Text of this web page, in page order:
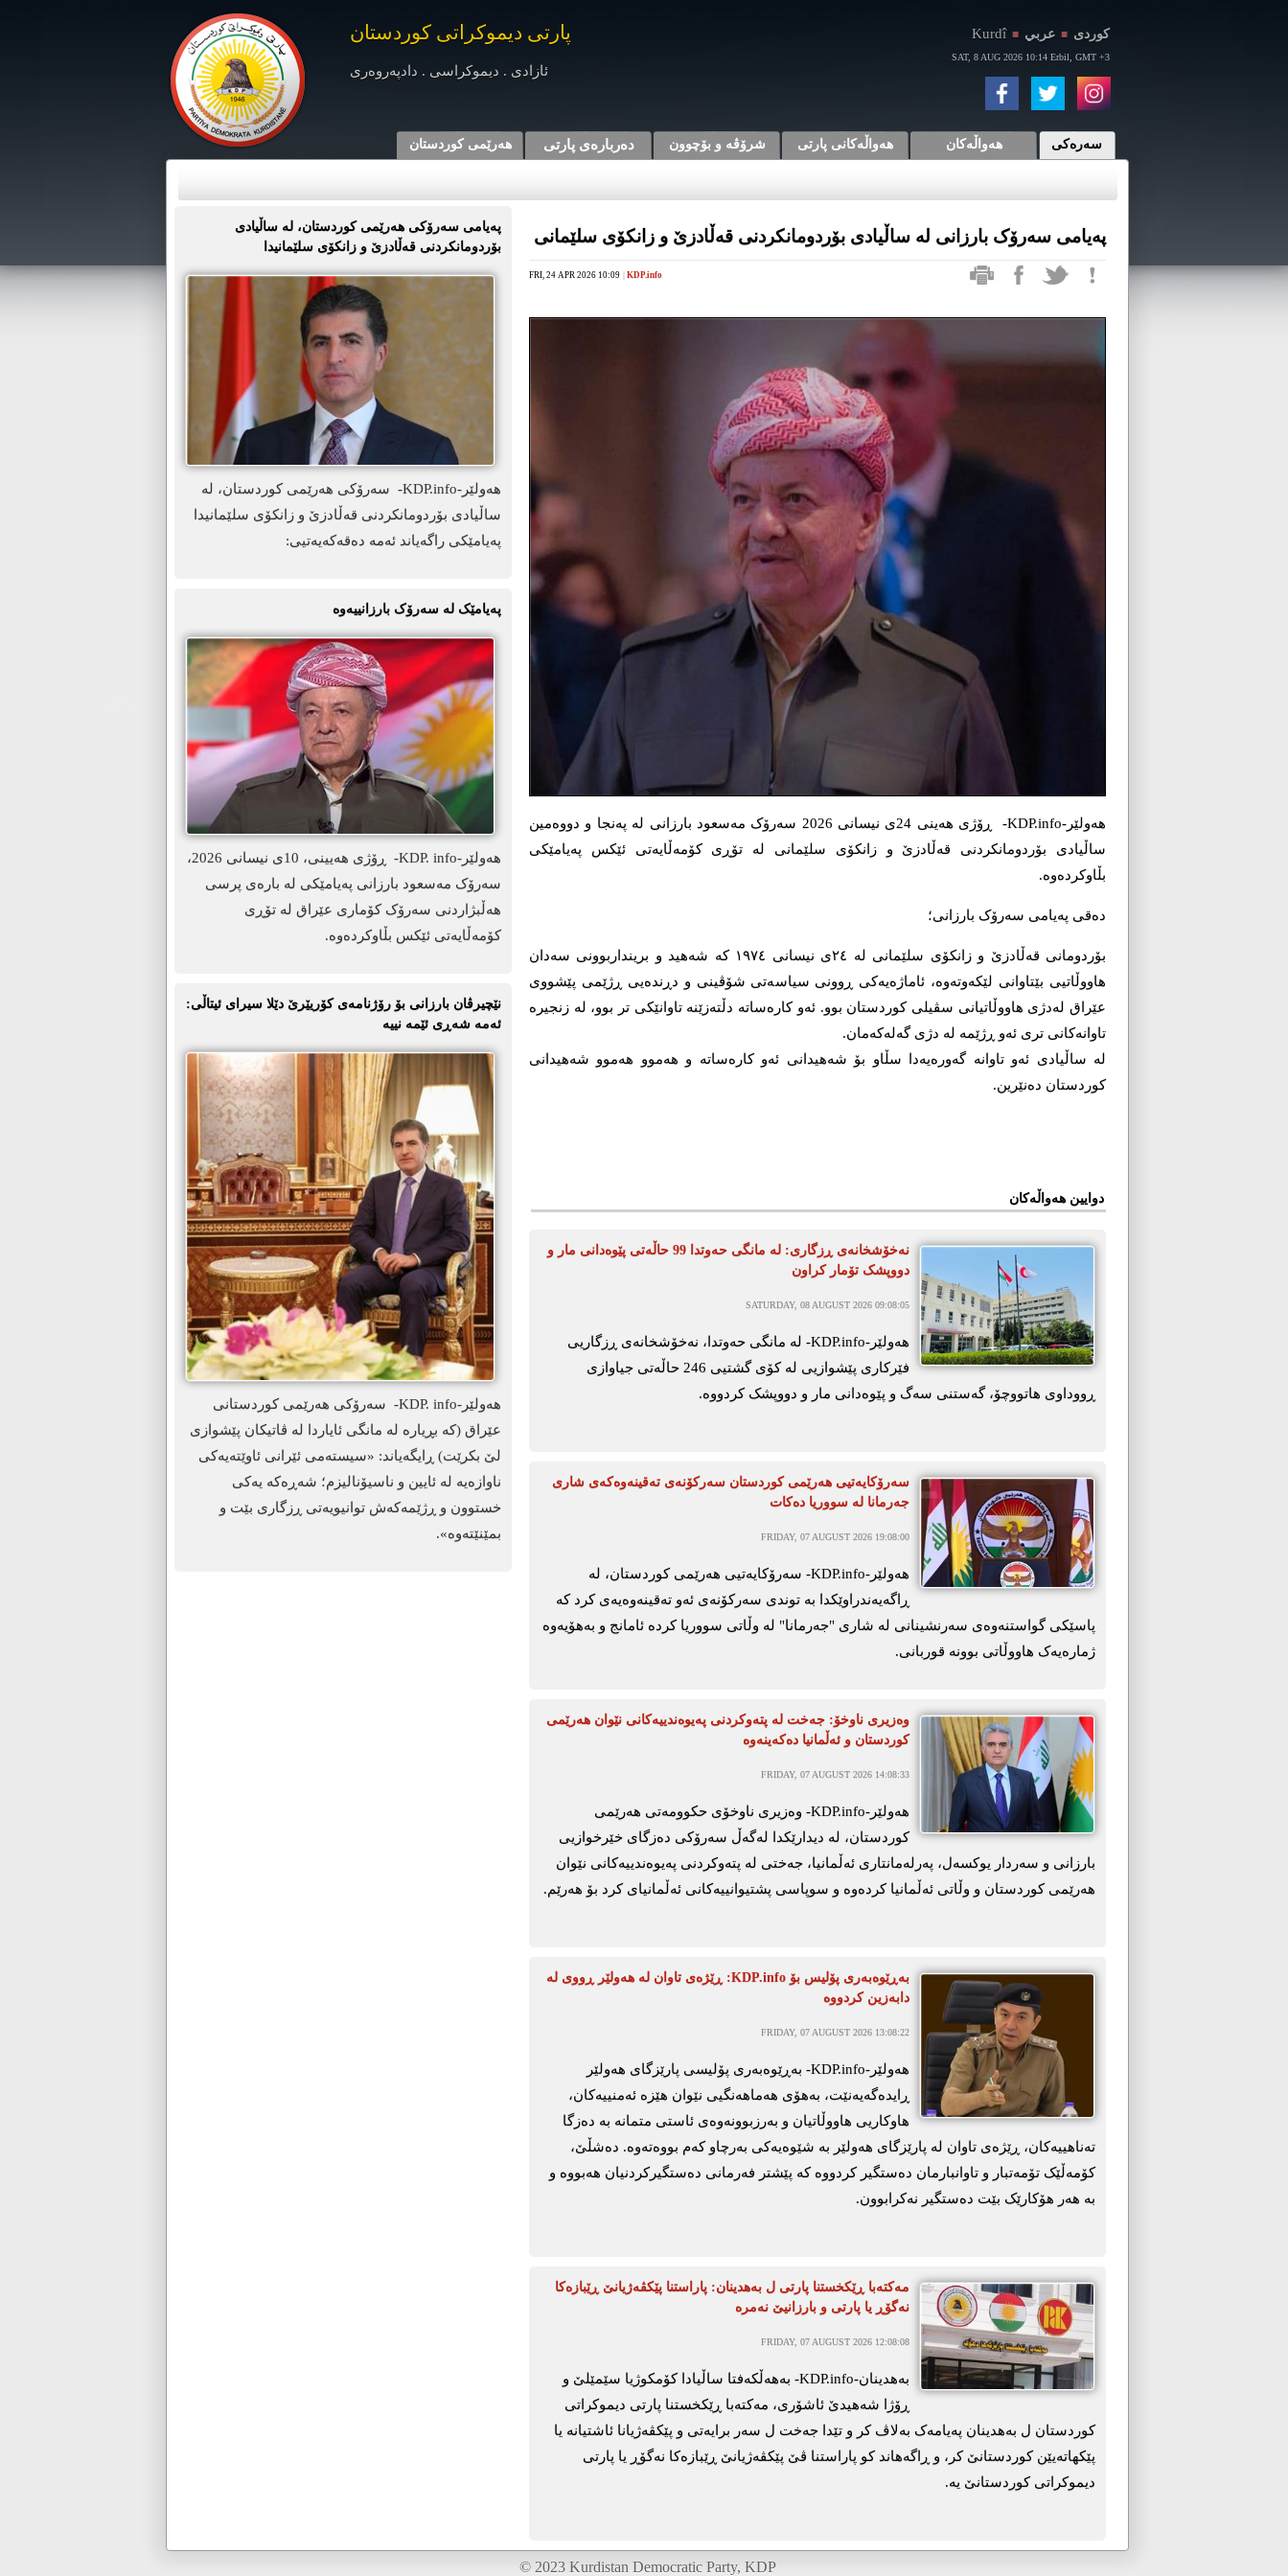
Kurdî ■ كوردی ■ عربي
SAT, 8 AUG 2026 10:14 Erbil, GMT +3
هه‌رێمی کوردستان دەربارەی پارتی شرۆڤه‌ و بۆچوون هەواڵەکانی پارتی هەواڵەکان سەرەکی
پارتی دیموکراتی کوردستان
ئازادی . دیموکراسی . دادپەروەری
پەیامی سەرۆک بارزانی لە ساڵیادی بۆردومانکردنی قەڵادزێ و زانکۆی سلێمانی
FRI, 24 APR 2026 10:09 KDP.info
ھەولێر-KDP.info- ڕۆژی هەینی 24ی نیسانی 2026 سەرۆک مەسعود بارزانی لە پەنجا و دووەمین
ساڵیادی بۆردومانکردنی قەڵادزێ و زانکۆی سلێمانی لە تۆڕی کۆمەڵایەتی ئێکس پەیامێکی
بڵاوکردەوە.
دەقی پەیامی سەرۆک بارزانی؛
بۆردومانی قەڵادزێ و زانکۆی سلێمانی لە ۲٤ی نیسانی ۱۹۷٤ کە شەهید و برینداربوونی سەدان
هاووڵاتیی بێتاوانی لێکەوتەوە، ئاماژەیەکی ڕوونی سیاسەتی شۆڤینی و دڕندەیی ڕژێمی پێشووی
عێراق لەدژی هاووڵاتیانی سڤیلی کوردستان بوو. ئەو کارەساتە دڵتەزێنە تاوانێکی تر بوو، لە زنجیرە
تاوانەکانی تری ئەو ڕژێمە لە دژی گەلەکەمان.
لە ساڵیادی ئەو تاوانە گەورەیەدا سڵاو بۆ شەهیدانی ئەو کارەساتە و هەموو هەموو شەهیدانی
کوردستان دەنێرین.
دوایین هەواڵەکان
نەخۆشخانەی ڕزگاری: لە مانگی حەوتدا 99 حاڵەتی پێوەدانی مار و
دووپشک تۆمار کراون
SATURDAY, 08 AUGUST 2026 09:08:05
هەولێر-KDP.info- لە مانگی حەوتدا، نەخۆشخانەی ڕزگاریی
فێرکاری پێشوازیی لە کۆی گشتیی 246 حاڵەتی جیاوازی
ڕووداوی هاتووچۆ، گەستنی سەگ و پێوەدانی مار و دووپشک کردووە.
سەرۆکایەتیی هەرێمی کوردستان سەرکۆنەی تەقینەوەکەی شاری
جەرمانا لە سووریا دەکات
FRIDAY, 07 AUGUST 2026 19:08:00
ھەولێر-KDP.info- سەرۆکایەتیی ھەرێمی کوردستان، لە
ڕاگەیەندراوێکدا بە توندی سەرکۆنەی ئەو تەقینەوەیەی کرد کە
پاسێکی گواستنەوەی سەرنشینانی لە شاری "جەرمانا" لە وڵاتی سووریا کردە ئامانج و بەھۆیەوە
ژمارەیەک ھاووڵاتی بوونە قوربانی.
وەزیری ناوخۆ: جەخت لە پتەوکردنی پەیوەندییەکانی نێوان هەرێمی
کوردستان و ئەڵمانیا دەکەینەوە
FRIDAY, 07 AUGUST 2026 14:08:33
هەولێر-KDP.info- وەزیری ناوخۆی حکوومەتی هەرێمی
کوردستان، لە دیدارێکدا لەگەڵ سەرۆکی دەزگای خێرخوازیی
بارزانی و سەردار یوکسەل، پەرلەمانتاری ئەڵمانیا، جەختی لە پتەوکردنی پەیوەندییەکانی نێوان
هەرێمی کوردستان و وڵاتی ئەڵمانیا کردەوە و سوپاسی پشتیوانییەکانی ئەڵمانیای کرد بۆ هەرێم.
بەڕێوەبەری پۆلیس بۆ KDP.info: ڕێژەی تاوان لە هەولێر ڕووی لە
دابەزین کردووە
FRIDAY, 07 AUGUST 2026 13:08:22
هەولێر-KDP.info- بەڕێوەبەری پۆلیسی پارێزگای هەولێر
ڕایدەگەیەنێت، بەهۆی هەماهەنگیی نێوان هێزە ئەمنییەکان،
هاوکاریی هاووڵاتیان و بەرزبوونەوەی ئاستی متمانە بە دەزگا
تەناهییەکان، ڕێژەی تاوان لە پارێزگای هەولێر بە شێوەیەکی بەرچاو کەم بووەتەوە. دەشڵێ،
کۆمەڵێک تۆمەتبار و تاوانبارمان دەستگیر کردووە کە پێشتر فەرمانی دەستگیرکردنیان هەبووە و
بە هەر هۆکارێک بێت دەستگیر نەکرابوون.
مەکتەبا ڕێکخستنا پارتی ل بەهدینان: پاراستنا پێکڤەژیانێ ڕێبازەکا
نەگۆڕ یا پارتی و بارزانیێ نەمرە
FRIDAY, 07 AUGUST 2026 12:08:08
بەهدینان-KDP.info- بەهەڵکەفتا ساڵیادا کۆمکوژیا سێمێلێ و
ڕۆژا شەهیدێ ئاشۆری، مەکتەبا ڕێکخستنا پارتی دیموکراتی
کوردستان ل بەهدینان پەیامەک بەلاڤ کر و تێدا جەخت ل سەر برایەتی و پێکڤەژیانا ئاشتیانە یا
پێکهاتەیێن کوردستانێ کر، و ڕاگەهاند کو پاراستنا ڤێ پێکڤەژیانێ ڕێبازەکا نەگۆڕ یا پارتی
دیموکراتی کوردستانێ یە.
پەیامی سەرۆکی ھەرێمی کوردستان، لە ساڵیادی
بۆردومانکردنی قەڵادزێ و زانکۆی سلێمانیدا
ھەولێر-KDP.info- سەرۆکی ھەرێمی کوردستان، لە
ساڵیادی بۆردومانکردنی قەڵادزێ و زانکۆی سلێمانیدا
پەیامێکی راگەیاند ئەمە دەقەکەیەتیی:
پەیامێک لە سەرۆک بارزانییەوە
ھەولێر-KDP. info- ڕۆژی هەیینی، 10ی نیسانی 2026،
سەرۆک مەسعود بارزانی پەیامێکی لە بارەی پرسی
هەڵبژاردنی سەرۆک کۆماری عێراق لە تۆڕی
کۆمەڵایەتی ئێکس بڵاوکردەوە.
نێچیرڤان بارزانی بۆ رۆژنامەی كۆریێرێ دێلا سیراى ئیتاڵى:
ئەمە شەڕی ئێمە نییە
ھەولێر-KDP. info- سەرۆکی هەرێمی کوردستانی
عێراق (کە بڕیارە لە مانگی ئایاردا لە ڤاتیکان پێشوازی
لێ بکرێت) ڕایگەیاند: «سیستەمی ئێرانی ئاوێتەیەکی
ناوازەیە لە ئایین و ناسیۆنالیزم؛ شەڕەکە یەکی
خستوون و ڕژێمەکەش توانیویەتی ڕزگاری بێت و
بمێنێتەوە».
© 2023 Kurdistan Democratic Party, KDP